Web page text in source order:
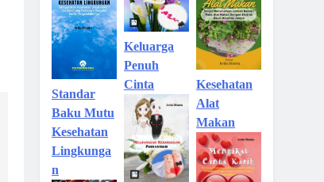
Standar
Baku Mutu
Kesehatan
Lingkunga
n
Keluarga
Penuh
Cinta
Kesehatan
Alat
Makan